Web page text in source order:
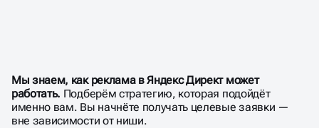
КОНТЕКСТНОЙ РЕКЛАМЫ
Мы знаем, как реклама в Яндекс Директ может
работать. Подберём стратегию, которая подойдёт
именно вам. Вы начнёте получать целевые заявки —
вне зависимости от ниши.